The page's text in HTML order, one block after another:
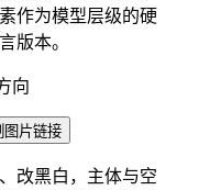
作为模型层级的硬
版本。
向
图片链接
改黑白，主体与空